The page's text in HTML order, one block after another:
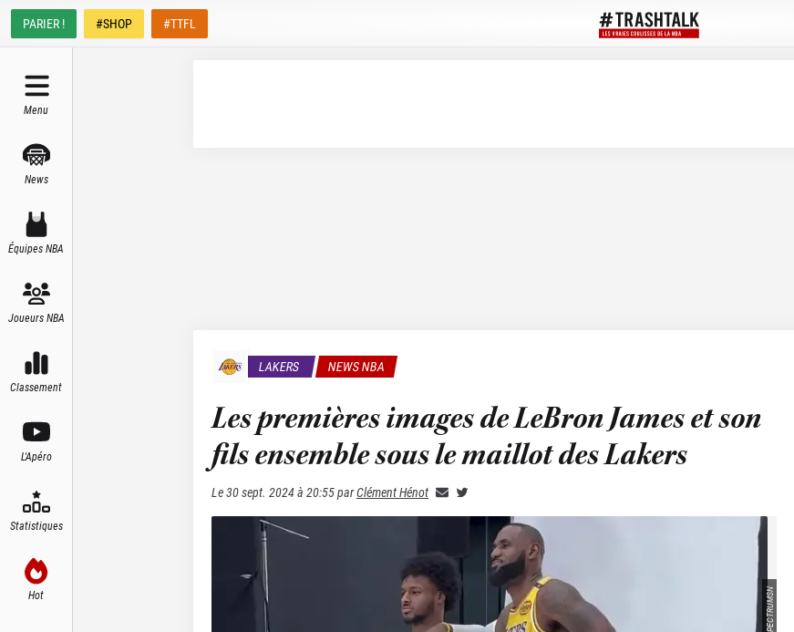
PARIER ! #SHOP #TTFL
Menu
News
Équipes NBA
Joueurs NBA
Classement
L'Apéro
Statistiques
Hot
LAKERS NEWS NBA
Les premières images de LeBron James et son
fils ensemble sous le maillot des Lakers
Le30 sept. 2024 à 20:55parClément Hénot